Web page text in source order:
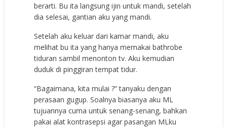
berarti. Bu ita langsung ijin untuk mandi, setelah
dia selesai, gantian aku yang mandi.
Setelah aku keluar dari kamar mandi, aku
melihat bu ita yang hanya memakai bathrobe
tiduran sambil menonton tv. Aku kemudian
duduk di pinggiran tempat tidur.
“Bagaimana, kita mulai ?” tanyaku dengan
perasaan gugup. Soalnya biasanya aku ML
tujuannya cuma untuk senang-senang, bahkan
pakai alat kontrasepsi agar pasangan MLku